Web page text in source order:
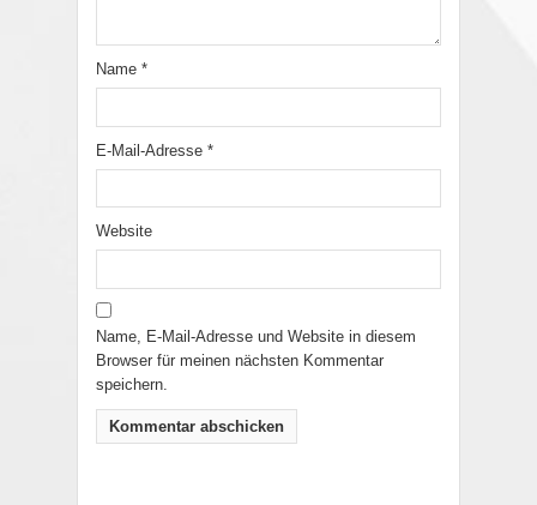
Name *
E-Mail-Adresse *
Website
Name, E-Mail-Adresse und Website in diesem
Browser für meinen nächsten Kommentar
speichern.